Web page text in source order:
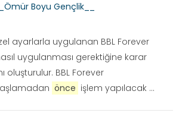
Boyu Gençlik__
ayarlarla uygulanan BBL Forever
uygulanması gerektiğine karar
oluşturulur. BBL Forever
önce işlem yapılacak ...